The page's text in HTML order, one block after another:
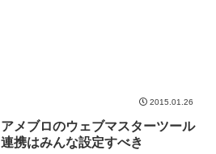
2015.01.26
アメブロのウェブマスターツール
連携はみんな設定すべき